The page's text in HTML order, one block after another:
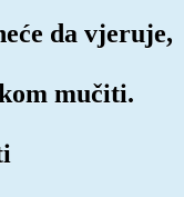
da vjeruje,
mučiti.